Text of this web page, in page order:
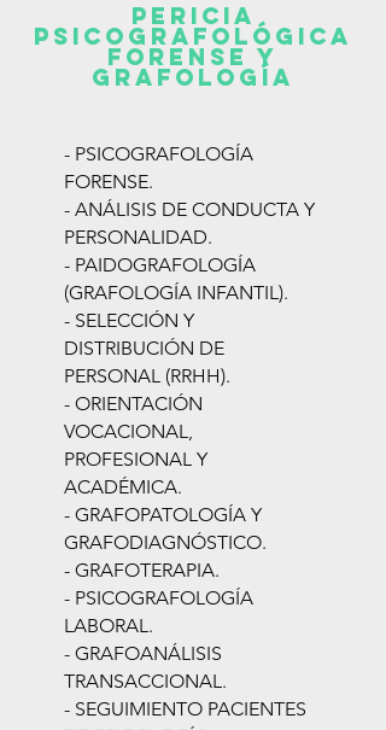
PERICIA
PSICOGRAFOLÓGICA
FORENSE Y
GRAFOLOGÍA
- PSICOGRAFOLOGÍA
FORENSE.
- ANÁLISIS DE CONDUCTA Y
PERSONALIDAD.
- PAIDOGRAFOLOGÍA
(GRAFOLOGÍA INFANTIL).
- SELECCIÓN Y
DISTRIBUCIÓN DE
PERSONAL (RRHH).
- ORIENTACIÓN
VOCACIONAL,
PROFESIONAL Y
ACADÉMICA.
- GRAFOPATOLOGÍA Y
GRAFODIAGNÓSTICO.
- GRAFOTERAPIA.
- PSICOGRAFOLOGÍA
LABORAL.
- GRAFOANÁLISIS
TRANSACCIONAL.
- SEGUIMIENTO PACIENTES